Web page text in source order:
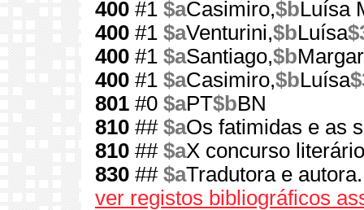
400 #1 $aCasimiro,$bLuísa
400 #1 $aVenturini,$bLuísa
400 #1 $aSantiago,$b
400 #1 $aCasimiro,$bLuísa
801 #0 $aPT$bBN
810 ## $aOs fatimidas e as
810 ## $aX concurso
830 ## $aTradutora e autora.
ver registos bibliográficos